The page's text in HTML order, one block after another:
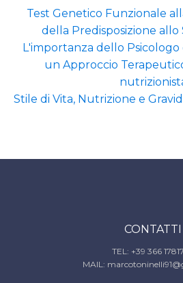
Test Genetico Funzionale
della Predisposizione allo
L'importanza dello Psicologo
un Approccio
Stile di Vita, Nutrizione e
CONTATTI
TEL: +39 366
MAIL: